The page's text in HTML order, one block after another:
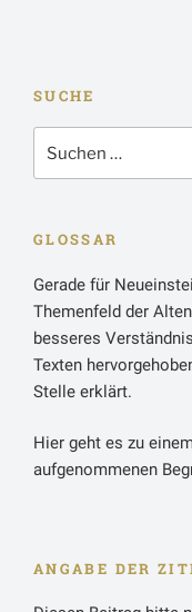
SUCHE
nach:
GLOSSAR
Gerade für
Themenfeld der
besseres
Texten
Stelle erklärt.
Hier geht es zu
aufgenommenen
ANGABE DER